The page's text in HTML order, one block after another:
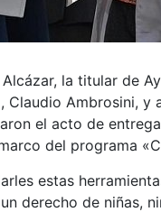
la titular de
Claudio Ambrosini, y
el acto de
del programa
estas
derecho de niñas,